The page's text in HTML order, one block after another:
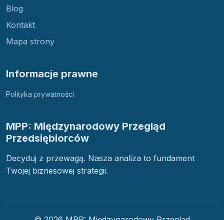
Blog
Kontakt
Mapa strony
Informacje prawne
Polityka prywatności
MPP: Międzynarodowy Przegląd
Przedsiębiorców
Decyduj z przewagą. Nasza analiza to fundament
Twojej biznesowej strategii.